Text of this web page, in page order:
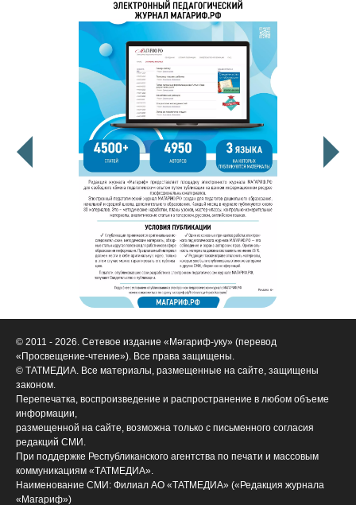
© 2011 - 2026. Сетевое издание «Мәгариф-уку» (перевод
«Просвещение-чтение»). Все права защищены.
© ТАТМЕДИА. Все материалы, размещенные на сайте, защищены
законом.
Перепечатка, воспроизведение и распространение в любом объеме
информации,
размещенной на сайте, возможна только с письменного согласия
редакций СМИ.
При поддержке Республиканского агентства по печати и массовым
коммуникациям «ТАТМЕДИА».
Наименование СМИ: Филиал АО «ТАТМЕДИА» («Редакция журнала
«Магариф»)